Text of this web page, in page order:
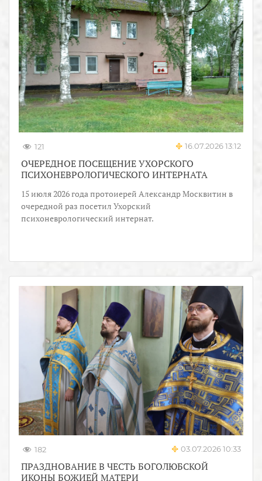
121 16.07.2026 13:12
ОЧЕРЕДНОЕ ПОСЕЩЕНИЕ УХОРСКОГО
ПСИХОНЕВРОЛОГИЧЕСКОГО ИНТЕРНАТА
15 июля 2026 года протоиерей Александр Москвитин в
очередной раз посетил Ухорский
психоневрологический интернат.
182 03.07.2026 10:33
ПРАЗДНОВАНИЕ В ЧЕСТЬ БОГОЛЮБСКОЙ
ИКОНЫ БОЖИЕЙ МАТЕРИ